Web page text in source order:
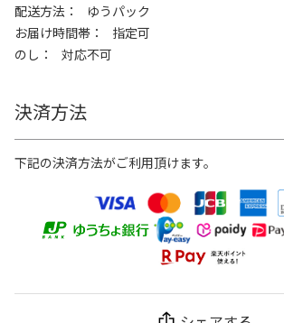
配送方法
ゆうパック
お届け時間帯
指定可
のし
対応不可
決済方法
下記の決済方法がご利用頂けます。